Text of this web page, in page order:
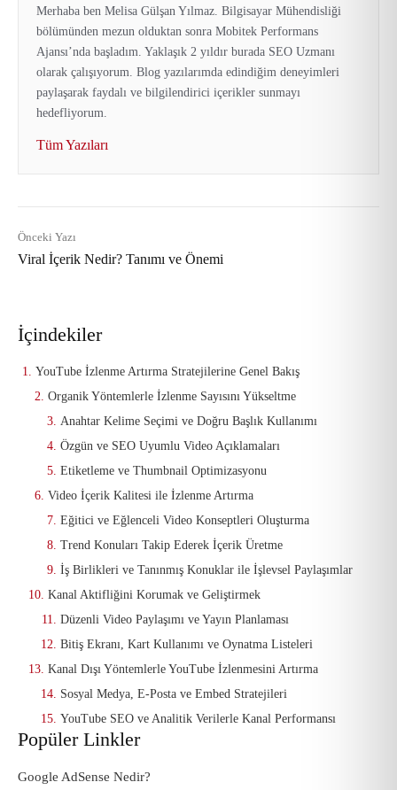
Merhaba ben Melisa Gülşan Yılmaz. Bilgisayar Mühendisliği
bölümünden mezun olduktan sonra Mobitek Performans
Ajansı’nda başladım. Yaklaşık 2 yıldır burada SEO Uzmanı
olarak çalışıyorum. Blog yazılarımda edindiğim deneyimleri
paylaşarak faydalı ve bilgilendirici içerikler sunmayı
hedefliyorum.
Tüm Yazıları
Önceki Yazı
Viral İçerik Nedir? Tanımı ve Önemi
İçindekiler
YouTube İzlenme Artırma Stratejilerine Genel Bakış
Organik Yöntemlerle İzlenme Sayısını Yükseltme
Anahtar Kelime Seçimi ve Doğru Başlık Kullanımı
Özgün ve SEO Uyumlu Video Açıklamaları
Etiketleme ve Thumbnail Optimizasyonu
Video İçerik Kalitesi ile İzlenme Artırma
Eğitici ve Eğlenceli Video Konseptleri Oluşturma
Trend Konuları Takip Ederek İçerik Üretme
İş Birlikleri ve Tanınmış Konuklar ile İşlevsel Paylaşımlar
Kanal Aktifliğini Korumak ve Geliştirmek
Düzenli Video Paylaşımı ve Yayın Planlaması
Bitiş Ekranı, Kart Kullanımı ve Oynatma Listeleri
Kanal Dışı Yöntemlerle YouTube İzlenmesini Artırma
Sosyal Medya, E-Posta ve Embed Stratejileri
YouTube SEO ve Analitik Verilerle Kanal Performansı
Popüler Linkler
Google AdSense Nedir?